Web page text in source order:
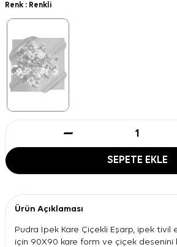
Renk : Renkli
SEPETE EKLE
Ürün Açıklaması
Pudra İpek Kare Çiçekli Eşarp, ipek tivil
için 90X90 kare form ve çiçek desenini